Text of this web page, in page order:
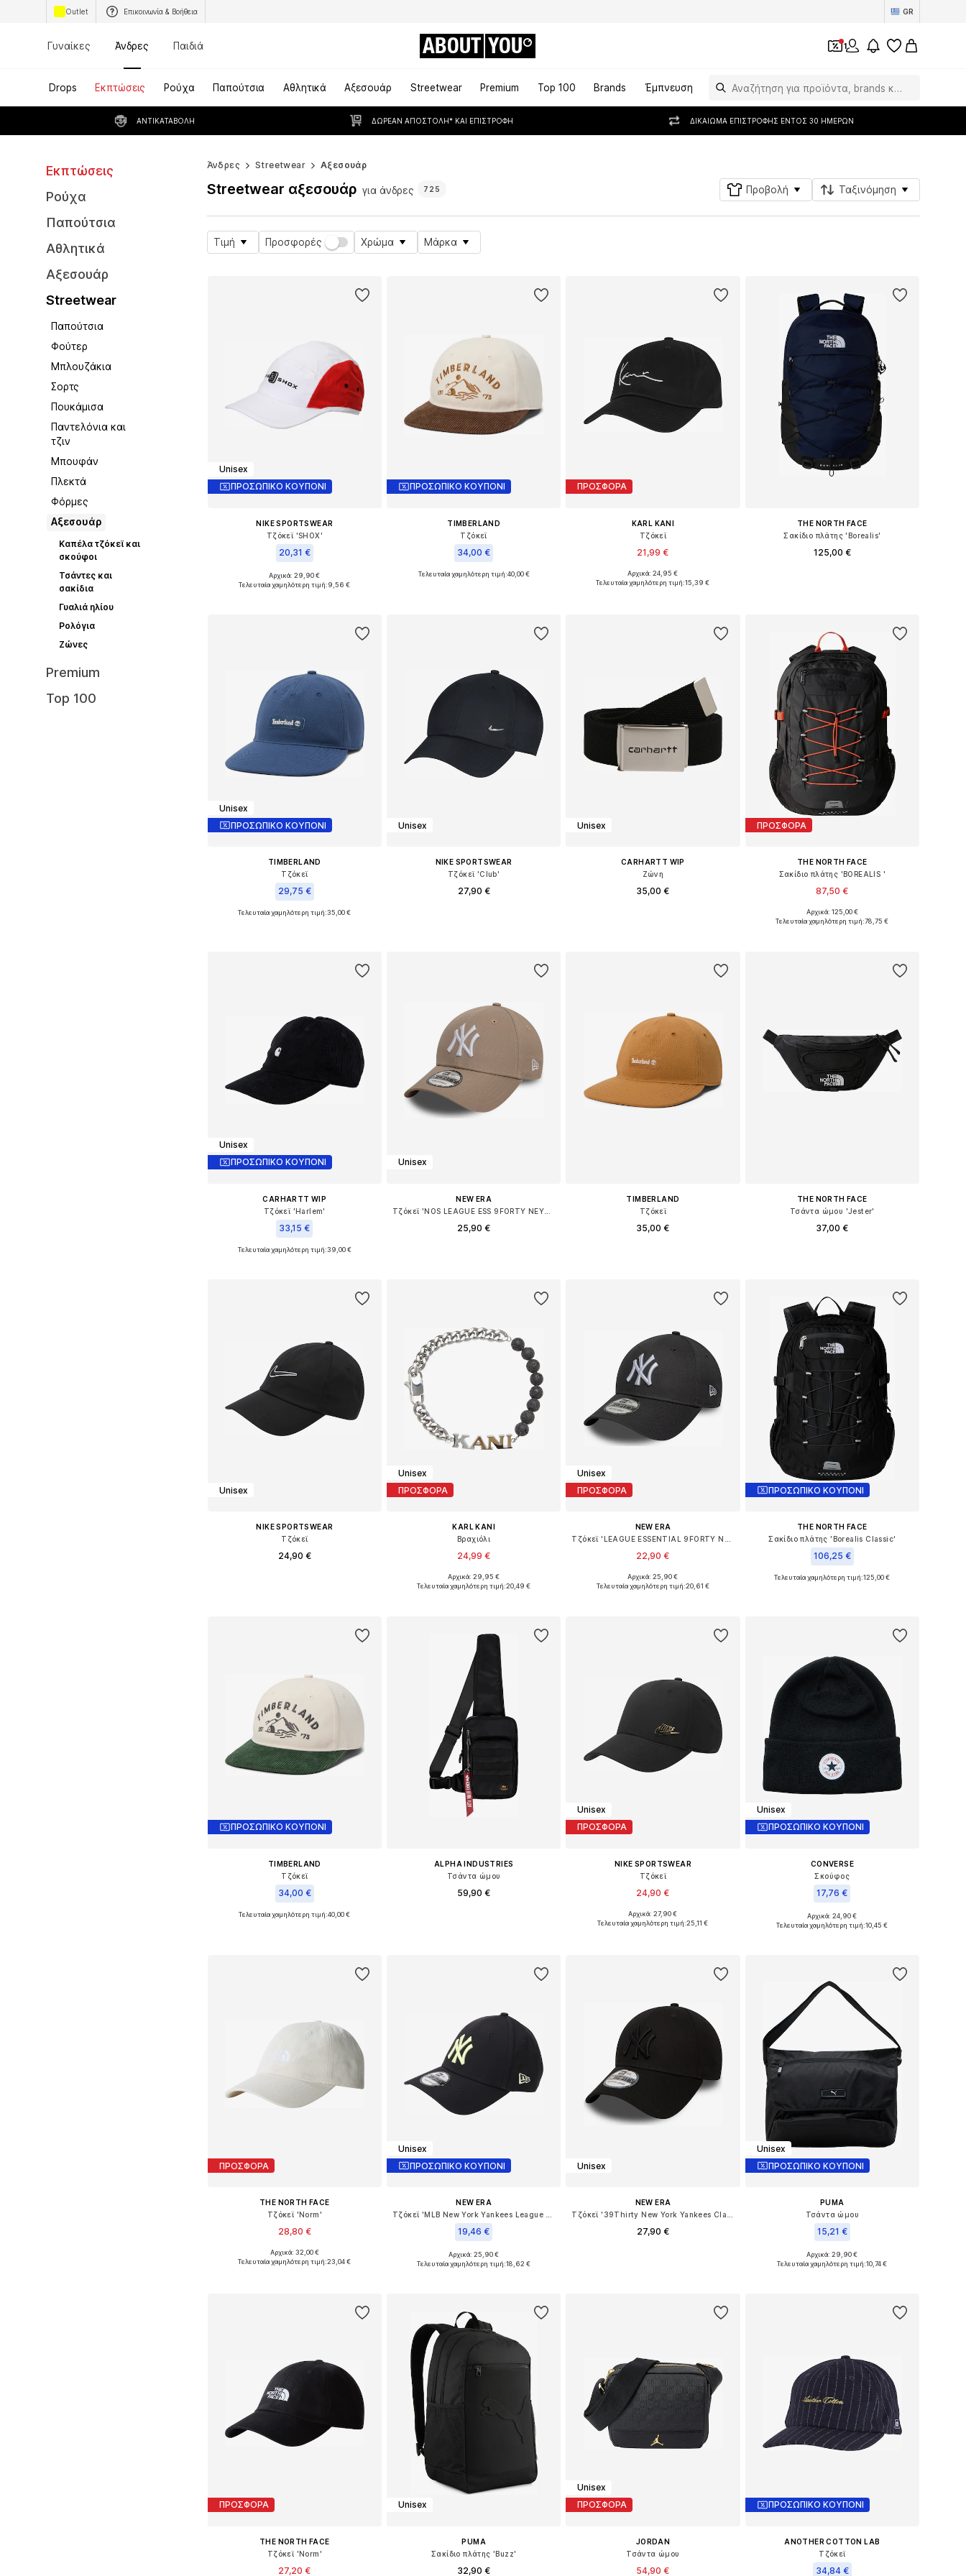
Outlet Επικοινωνία & Βοήθεια GR
Γυναίκες Άνδρες Παιδιά ABOUT YOU 1
Drops Εκπτώσεις Ρούχα Παπούτσια Αθλητικά Αξεσουάρ Streetwear Premium Top 100 Brands Έμπνευση
ΑΝΤΙΚΑΤΑΒΟΛΉ ΔΩΡΕΆΝ ΑΠΟΣΤΟΛΉ* ΚΑΙ ΕΠΙΣΤΡΟΦΉ ΔΙΚΑΊΩΜΑ ΕΠΙΣΤΡΟΦΉΣ ΕΝΤΌΣ 30 ΗΜΕΡΏΝ
Εκπτώσεις
Ρούχα
Παπούτσια
Αθλητικά
Αξεσουάρ
Streetwear
Παπούτσια
Φούτερ
Μπλουζάκια
Σορτς
Πουκάμισα
Παντελόνια και
τζιν
Μπουφάν
Πλεκτά
Φόρμες
Αξεσουάρ
Καπέλα τζόκεϊ και
σκούφοι
Τσάντες και
σακίδια
Γυαλιά ηλίου
Ρολόγια
Ζώνες
Premium
Top 100
Άνδρες Streetwear Αξεσουάρ
Streetwear αξεσουάρ για άνδρες 725 Προβολή Ταξινόμηση
Τιμή Προσφορές Χρώμα Μάρκα
Unisex
ΠΡΟΣΩΠΙΚΟ ΚΟΥΠΟΝΙ
NIKE SPORTSWEAR
Τζόκεϊ 'SHOX'
20,31 €
Διαθέσιμα μεγέθη: 55-60
Αρχικά: 29,90 €
Τελευταία χαμηλότερη τιμή:9,56 €
ΠΡΟΣΩΠΙΚΟ ΚΟΥΠΟΝΙ
TIMBERLAND
Τζόκεϊ
34,00 €
Διαθέσιμα μεγέθη: 55-60
Τελευταία χαμηλότερη τιμή:40,00 €
ΠΡΟΣΦΟΡΑ
KARL KANI
Τζόκεϊ
21,99 €
Διαθέσιμα μεγέθη: 55-60
Αρχικά: 24,95 €
Τελευταία χαμηλότερη τιμή:15,39 €
THE NORTH FACE
Σακίδιο πλάτης 'Borealis'
125,00 €
Unisex
ΠΡΟΣΩΠΙΚΟ ΚΟΥΠΟΝΙ
TIMBERLAND
Τζόκεϊ
29,75 €
Διαθέσιμα μεγέθη: 55-60
Τελευταία χαμηλότερη τιμή:35,00 €
Unisex
NIKE SPORTSWEAR
Τζόκεϊ 'Club'
27,90 €
Unisex
CARHARTT WIP
Ζώνη
35,00 €
ΠΡΟΣΦΟΡΑ
THE NORTH FACE
Σακίδιο πλάτης 'BOREALIS '
87,50 €
Διαθέσιμα μεγέθη: One Size
Αρχικά: 125,00 €
Τελευταία χαμηλότερη τιμή:78,75 €
Unisex
ΠΡΟΣΩΠΙΚΟ ΚΟΥΠΟΝΙ
CARHARTT WIP
Τζόκεϊ 'Harlem'
33,15 €
+1
Διαθέσιμα μεγέθη: 55-60
Τελευταία χαμηλότερη τιμή:39,00 €
Unisex
NEW ERA
25,90 €
TIMBERLAND
Τζόκεϊ
35,00 €
THE NORTH FACE
Τσάντα ώμου 'Jester'
37,00 €
Unisex
NIKE SPORTSWEAR
Τζόκεϊ
24,90 €
Unisex
ΠΡΟΣΦΟΡΑ
KARL KANI
Βραχιόλι
24,99 €
Διαθέσιμα μεγέθη: Onesize
Αρχικά: 29,95 €
Τελευταία χαμηλότερη τιμή:20,49 €
Unisex
ΠΡΟΣΦΟΡΑ
NEW ERA
22,90 €
Διαθέσιμα μεγέθη: 54-64
Αρχικά: 25,90 €
Τελευταία χαμηλότερη τιμή:20,61 €
ΠΡΟΣΩΠΙΚΟ ΚΟΥΠΟΝΙ
THE NORTH FACE
Σακίδιο πλάτης 'Borealis Classic'
106,25 €
Διαθέσιμα μεγέθη: One Size
Τελευταία χαμηλότερη τιμή:125,00 €
ΠΡΟΣΩΠΙΚΟ ΚΟΥΠΟΝΙ
TIMBERLAND
Τζόκεϊ
34,00 €
Διαθέσιμα μεγέθη: 55-60
Τελευταία χαμηλότερη τιμή:40,00 €
ALPHA INDUSTRIES
Τσάντα ώμου
59,90 €
Unisex
ΠΡΟΣΦΟΡΑ
NIKE SPORTSWEAR
Τζόκεϊ
24,90 €
Διαθέσιμα μεγέθη: 56-57, 58-59, 60-61
Αρχικά: 27,90 €
Τελευταία χαμηλότερη τιμή:25,11 €
Unisex
ΠΡΟΣΩΠΙΚΟ ΚΟΥΠΟΝΙ
CONVERSE
Σκούφος
17,76 €
Διαθέσιμα μεγέθη: 55-60
Αρχικά: 24,90 €
Τελευταία χαμηλότερη τιμή:10,45 €
ΠΡΟΣΦΟΡΑ
THE NORTH FACE
Τζόκεϊ 'Norm'
28,80 €
Διαθέσιμα μεγέθη: 55-60
Αρχικά: 32,00 €
Τελευταία χαμηλότερη τιμή:23,04 €
Unisex
ΠΡΟΣΩΠΙΚΟ ΚΟΥΠΟΝΙ
NEW ERA
19,46 €
Διαθέσιμα μεγέθη: 54-64
Αρχικά: 25,90 €
Τελευταία χαμηλότερη τιμή:18,62 €
Unisex
NEW ERA
27,90 €
Unisex
ΠΡΟΣΩΠΙΚΟ ΚΟΥΠΟΝΙ
PUMA
Τσάντα ώμου
15,21 €
Διαθέσιμα μεγέθη: One Size
Αρχικά: 29,90 €
Τελευταία χαμηλότερη τιμή:10,74 €
ΠΡΟΣΦΟΡΑ
THE NORTH FACE
Τζόκεϊ 'Norm'
27,20 €
Unisex
PUMA
Σακίδιο πλάτης 'Buzz'
32,90 €
Unisex
ΠΡΟΣΦΟΡΑ
JORDAN
Τσάντα ώμου
54,90 €
ΠΡΟΣΩΠΙΚΟ ΚΟΥΠΟΝΙ
ANOTHER COTTON LAB
Τζόκεϊ
34,84 €